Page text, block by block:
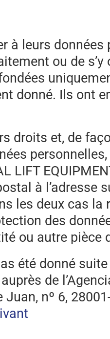
à leurs
ou de s’y
donné. Ils ont
droits et, de
LIFT
à l’adresse
les deux cas
des
ou autre pièce
été donné
de
nº 6,